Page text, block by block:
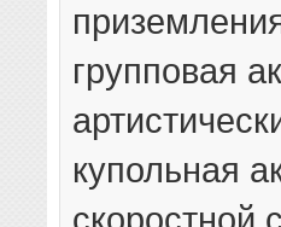
групповая
купольная